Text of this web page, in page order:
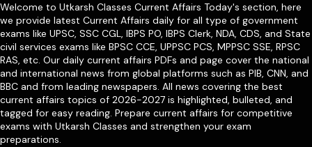
Welcome to Utkarsh Classes Current Affairs Today's section, here
we provide latest Current Affairs daily for all type of government
exams like UPSC, SSC CGL, IBPS PO, IBPS Clerk, NDA, CDS, and State
civil services exams like BPSC CCE, UPPSC PCS, MPPSC SSE, RPSC
RAS, etc. Our daily current affairs PDFs and page cover the national
and international news from global platforms such as PIB, CNN, and
BBC and from leading newspapers. All news covering the best
current affairs topics of 2026-2027 is highlighted, bulleted, and
tagged for easy reading. Prepare current affairs for competitive
exams with Utkarsh Classes and strengthen your exam
preparations.